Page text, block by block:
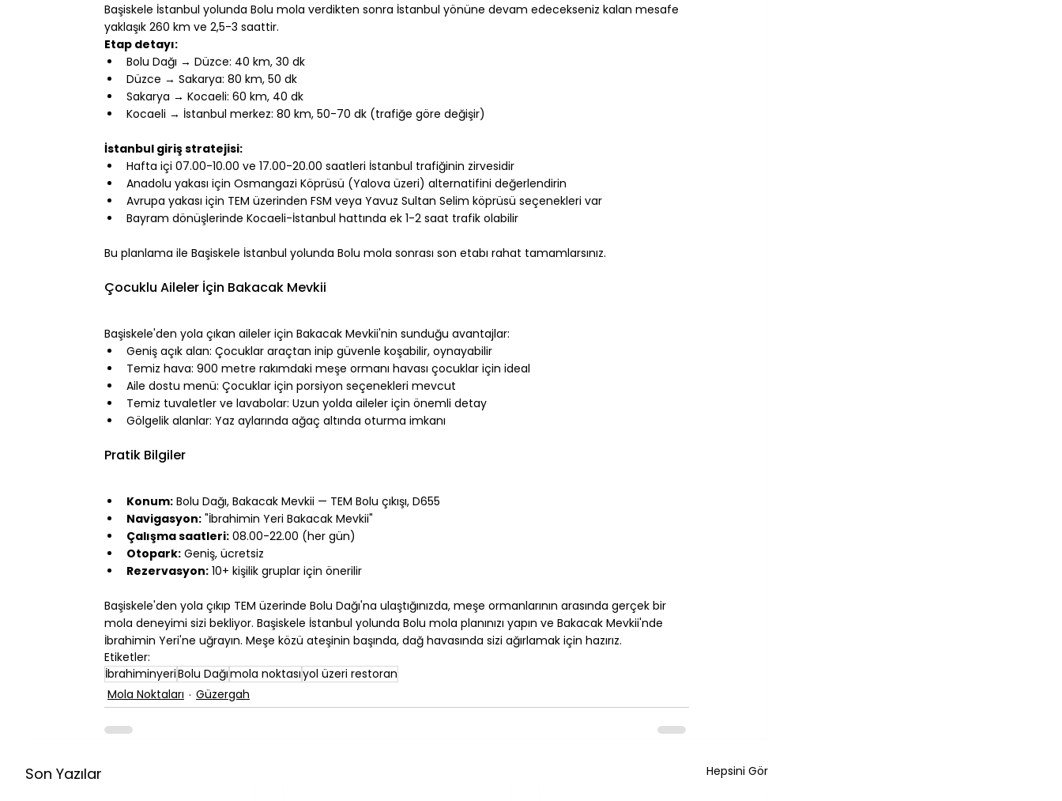
Başiskele İstanbul yolunda Bolu mola verdikten sonra İstanbul yönüne devam edecekseniz kalan mesafe
yaklaşık 260 km ve 2,5-3 saattir.
Etap detayı:
Bolu Dağı → Düzce: 40 km, 30 dk
Düzce → Sakarya: 80 km, 50 dk
Sakarya → Kocaeli: 60 km, 40 dk
Kocaeli → İstanbul merkez: 80 km, 50-70 dk (trafiğe göre değişir)
İstanbul giriş stratejisi:
Hafta içi 07.00-10.00 ve 17.00-20.00 saatleri İstanbul trafiğinin zirvesidir
Anadolu yakası için Osmangazi Köprüsü (Yalova üzeri) alternatifini değerlendirin
Avrupa yakası için TEM üzerinden FSM veya Yavuz Sultan Selim köprüsü seçenekleri var
Bayram dönüşlerinde Kocaeli-İstanbul hattında ek 1-2 saat trafik olabilir
Bu planlama ile Başiskele İstanbul yolunda Bolu mola sonrası son etabı rahat tamamlarsınız.
Çocuklu Aileler İçin Bakacak Mevkii
Başiskele'den yola çıkan aileler için Bakacak Mevkii'nin sunduğu avantajlar:
Geniş açık alan: Çocuklar araçtan inip güvenle koşabilir, oynayabilir
Temiz hava: 900 metre rakımdaki meşe ormanı havası çocuklar için ideal
Aile dostu menü: Çocuklar için porsiyon seçenekleri mevcut
Temiz tuvaletler ve lavabolar: Uzun yolda aileler için önemli detay
Gölgelik alanlar: Yaz aylarında ağaç altında oturma imkanı
Pratik Bilgiler
Konum: Bolu Dağı, Bakacak Mevkii — TEM Bolu çıkışı, D655
Navigasyon: "İbrahimin Yeri Bakacak Mevkii"
Çalışma saatleri: 08.00-22.00 (her gün)
Otopark: Geniş, ücretsiz
Rezervasyon: 10+ kişilik gruplar için önerilir
Başiskele'den yola çıkıp TEM üzerinde Bolu Dağı'na ulaştığınızda, meşe ormanlarının arasında gerçek bir
mola deneyimi sizi bekliyor. Başiskele İstanbul yolunda Bolu mola planınızı yapın ve Bakacak Mevkii'nde
İbrahimin Yeri'ne uğrayın. Meşe közü ateşinin başında, dağ havasında sizi ağırlamak için hazırız.
Etiketler:
İbrahiminyeriBolu Dağımola noktasıyol üzeri restoran
Mola Noktaları
Güzergah
Son Yazılar Hepsini Gör